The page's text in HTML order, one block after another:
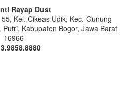
Rayap Dust
Kel. Cikeas Udik, Kec. Gunung
Kabupaten Bogor, Jawa Barat
16966